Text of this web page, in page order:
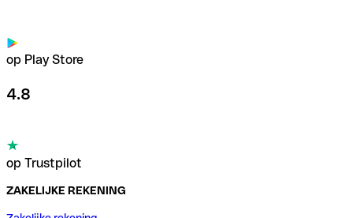
op Play Store
4.8
op Trustpilot
ZAKELIJKE REKENING